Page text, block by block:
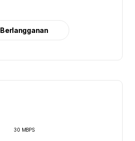
Berlangganan
30 MBPS